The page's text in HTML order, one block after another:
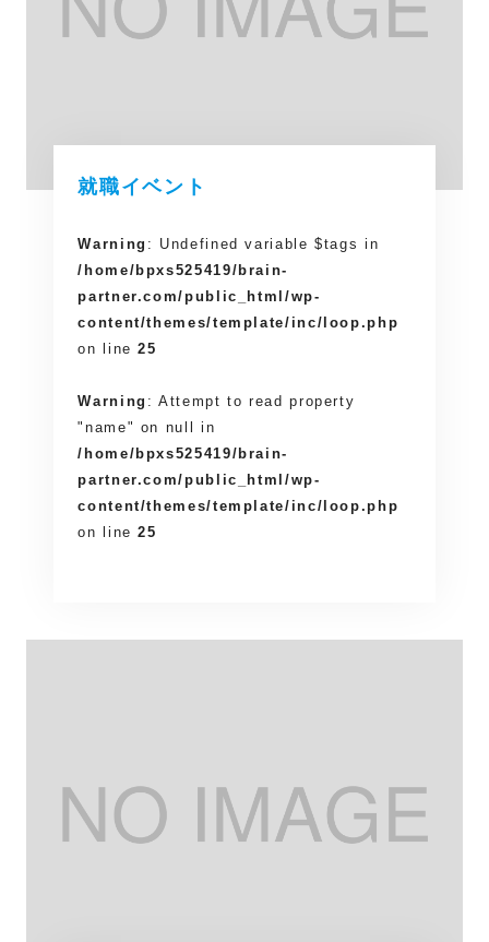
就職イベント
Warning : Undefined variable $tags in
/home/bpxs525419/brain-
partner.com/public_html/wp-
content/themes/template/inc/loop.php
on line25
Warning : Attempt to read property
"name" on null in
/home/bpxs525419/brain-
partner.com/public_html/wp-
content/themes/template/inc/loop.php
on line25